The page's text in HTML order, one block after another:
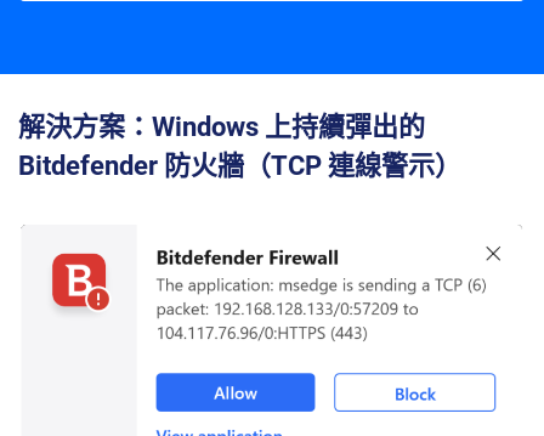
解決方案：Windows 上持續彈出的
Bitdefender 防火牆（TCP 連線警示）